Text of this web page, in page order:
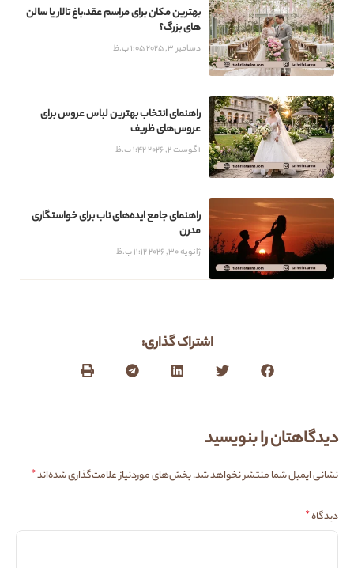
بهترین مکان برای مراسم عقد،باغ تالار یا سالن
های بزرگ؟
دسامبر 3, 2025 1:05 ب.ظ
راهنمای انتخاب بهترین لباس عروس برای
عروس‌های ظریف
آگوست 2, 2026 1:42 ب.ظ
راهنمای جامع ایده‌های ناب برای خواستگاری
مدرن
ژانویه 30, 2026 11:12 ب.ظ
اشتراک گذاری:
دیدگاهتان را بنویسید
نشانی ایمیل شما منتشر نخواهد شد.بخش‌های موردنیاز علامت‌گذاری شده‌اند*
دیدگاه*